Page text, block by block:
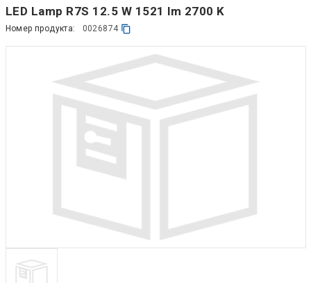
LED Lamp R7S 12.5 W 1521 lm 2700 K
Номер продукта: 0026874